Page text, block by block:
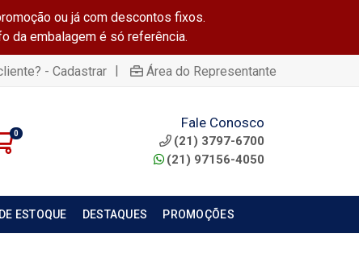
ou já com descontos fixos.
da embalagem é só referência.
- Cadastrar | Área do Representante
0
Fale Conosco
(21) 3797-6700
(21) 97156-4050
ESTOQUE DESTAQUES PROMOÇÕES